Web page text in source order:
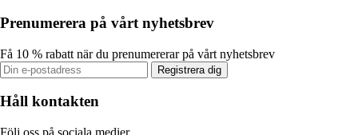
Prenumerera på vårt nyhetsbrev
Få 10 % rabatt när du prenumererar på vårt nyhetsbrev
Registrera dig
Håll kontakten